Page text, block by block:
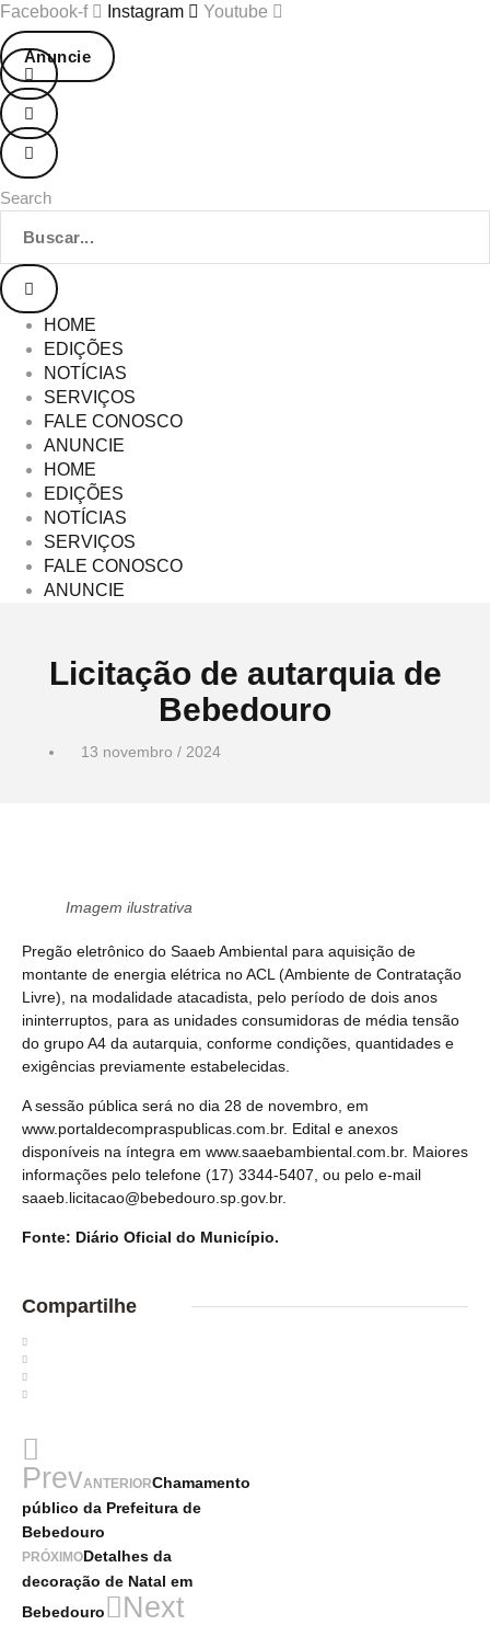
Ir
para
o
conteúdo
Facebook-f Instagram Youtube
Anuncie
Search
HOME
EDIÇÕES
NOTÍCIAS
SERVIÇOS
FALE CONOSCO
ANUNCIE
HOME
EDIÇÕES
NOTÍCIAS
SERVIÇOS
FALE CONOSCO
ANUNCIE
Licitação de autarquia de
Bebedouro
13 novembro / 2024
Imagem ilustrativa
Pregão eletrônico do Saaeb Ambiental para aquisição de
montante de energia elétrica no ACL (Ambiente de Contratação
Livre), na modalidade atacadista, pelo período de dois anos
ininterruptos, para as unidades consumidoras de média tensão
do grupo A4 da autarquia, conforme condições, quantidades e
exigências previamente estabelecidas.
A sessão pública será no dia 28 de novembro, em
www.portaldecompraspublicas.com.br. Edital e anexos
disponíveis na íntegra em www.saaebambiental.com.br. Maiores
informações pelo telefone (17) 3344-5407, ou pelo e-mail
saaeb.licitacao@bebedouro.sp.gov.br.
Fonte: Diário Oficial do Município.
Compartilhe
PrevANTERIORChamamento
público da Prefeitura de
Bebedouro
PRÓXIMODetalhes da
decoração de Natal em
Bebedouro
Next